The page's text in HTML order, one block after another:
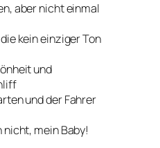
aber nicht einmal
kein einziger Ton
und
und der Fahrer
mein Baby!